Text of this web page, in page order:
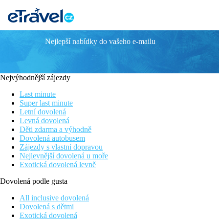
Labranda Alantur Resort
Hotel přímo u pláže
Vhodné pro rodiny s dětmi
All Inclusive
Nákupní možnosti v okolí hotelu
Poloha
Centrum města Alanya je vzdáleno 6 km, nákupní možnosti v
Vybavení
350 pokojů umístěných v hlavní budově a bungalovech v
lékař, obchody, SPA centrum, 6 bazénů, 2 dětské bazény,
Pokoje
Bungalov:
zahradě, velikost pokoje 28 m2.
Ostatní typy pokojů
Nejlepší nabídky do vašeho e-mailu
Nejvýhodnější zájezdy
Last minute
Super last minute
Letní dovolená
Levná dovolená
Děti zdarma a výhodně
Dovolená autobusem
Zájezdy s vlastní dopravou
Nejlevnější dovolená u moře
Exotická dovolená levně
Dovolená podle gusta
All inclusive dovolená
Dovolená s dětmi
Exotická dovolená